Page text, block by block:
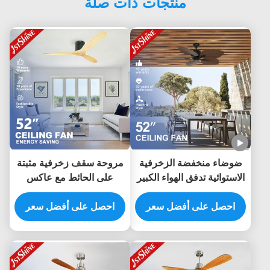
ضوضاء منخفضة الزخرفية
الاستوائية تدفق الهواء الكبير
توفير الطاقة 5 شفرات
مروحة السقف
احصل على أفضل سعر
مروحة سقف زخرفية مثبتة
على الحائط مع عاكس
بمحرك DC 5 سرعات
احصل على أفضل سعر